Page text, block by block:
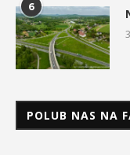
6
POLUB NAS NA